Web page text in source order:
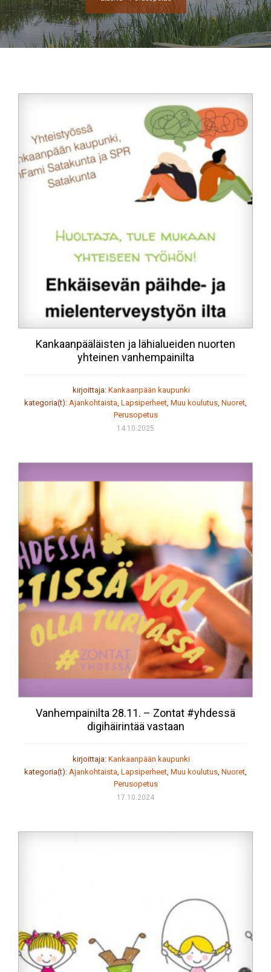
Kankaanpääläisten ja lähialueiden nuorten
yhteinen vanhempainilta
kirjoittaja: Kankaanpään kaupunki
kategoria(t): Ajankohtaista, Lapsiperheet, Muu koulutus, Nuoret,
Perusopetus
14.10.2025
Vanhempainilta 28.11. – Zontat #yhdessä
digihäirintää vastaan
kirjoittaja: Kankaanpään kaupunki
kategoria(t): Ajankohtaista, Lapsiperheet, Muu koulutus, Nuoret,
Perusopetus
17.10.2024